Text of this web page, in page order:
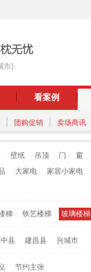
市]
看案例
团购促销 卖场商讯
壁纸 吊顶 门 窗
大家电 家居小家电
梯 铁艺楼梯 玻璃楼梯
县 建昌县 兴城市
节约主张